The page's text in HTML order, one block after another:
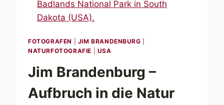
PRÄRIE
FOTOGRAFEN JIM BRANDENBURG
NATURFOTOGRAFIE
USA
Jim Brandenburg –
Aufbruch in die Natur